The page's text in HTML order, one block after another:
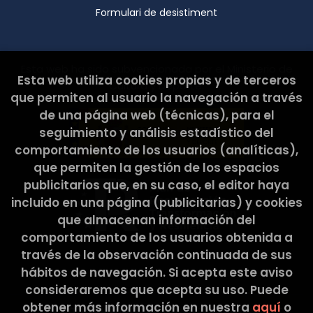
no s’ajusta a la normativa vigent. Dades de
hola@latribullibreria.com 2. CARÀCTER
OBLIGATORI O FACULTATIU DE LA INFORMACIÓ
FACILITADA PER L’USUARI Els Usuaris, mitjançant la
marcació de les caselles corresponents i entrada
de dades en els camps, marcats amb un asterisc
(*) en el formulari de contacte o presentats en
formularis de descàrrega, accepten
expressament i de forma lliure i inequívoca, que
les seves dades són necessàries per atendre la
seva petició, per part del prestador, sent
voluntària la inclusió de dades en els camps
restants. L’Usuari garanteix que les dades
personals facilitades al RESPONSABLE són veraces
i es fa responsable de comunicar qualsevol
modificació de les mateixes. El RESPONSABLE
informa i garanteix expressament als usuaris que
les seves dades personals no seran cedides en
Formulari de desistiment
Cultura y Deporte.
2026 ©La Tribu Llibreria. Tots els Drets Reservats
Esta web utiliza cookies propias y de terceros
que permiten al usuario la navegación a través
de una página web (técnicas), para el
seguimiento y análisis estadístico del
comportamiento de los usuarios (analíticas),
que permiten la gestión de los espacios
publicitarios que, en su caso, el editor haya
incluido en una página (publicitarias) y cookies
que almacenan información del
comportamiento de los usuarios obtenida a
través de la observación continuada de sus
hábitos de navegación. Si acepta este aviso
consideraremos que acepta su uso. Puede
obtener más información en nuestra aquí o